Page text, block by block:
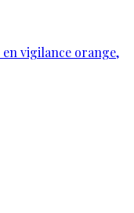
en vigilance orange,